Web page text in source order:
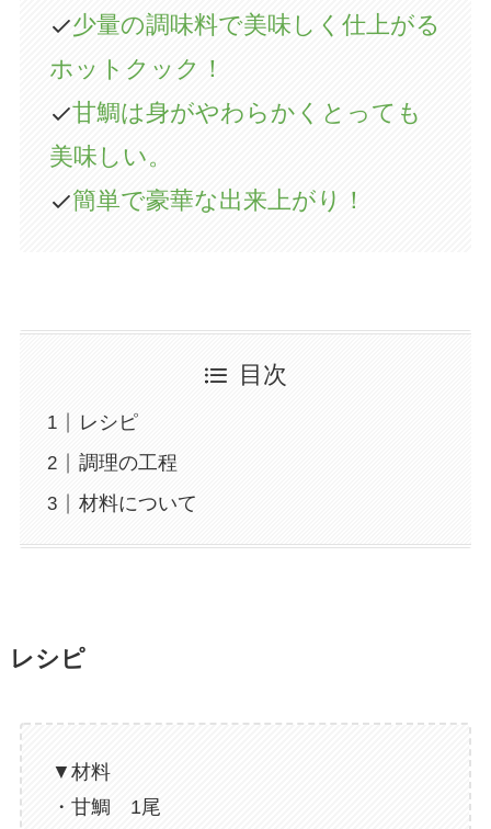
少量の調味料で美味しく仕上がる
ホットクック！
甘鯛は身がやわらかくとっても
美味しい。
簡単で豪華な出来上がり！
目次
レシピ
調理の工程
材料について
レシピ
▼材料
・甘鯛 1尾